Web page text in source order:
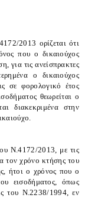
2013 ορίζεται ότι
που ο δικαιούχος
για τις ανείσπρακτες
ο δικαιούχος
σε φορολογικό έτος
θεωρείται ο
διακεκριμένα στην
Ν.4172/2013, με τις
τον χρόνο κτήσης του
, ήτοι ο χρόνος που ο
εισοδήματος, όπως
του Ν.2238/1994, εν